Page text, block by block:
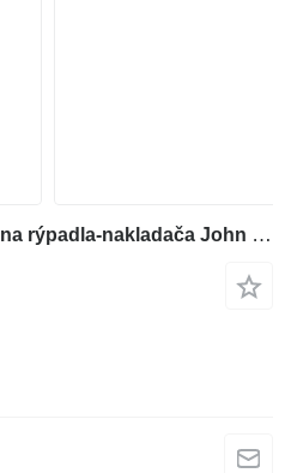
Plynové lanko AT196336 na rýpadla-nakladača John Deere 310G, 310SG,315G, 410G